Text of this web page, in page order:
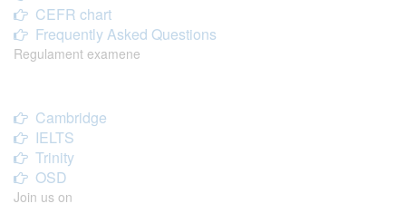
CEFR chart
Frequently Asked Questions
Regulament examene
Cambridge
IELTS
Trinity
OSD
Join us on